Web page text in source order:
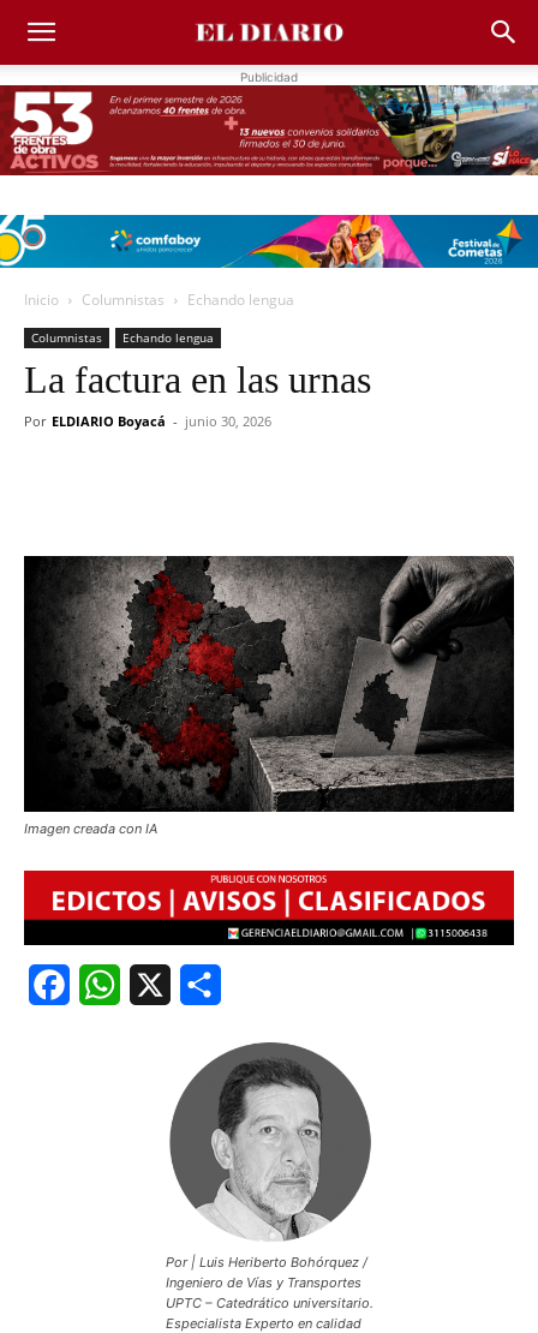
Publicidad
Inicio Columnistas Echando lengua
Columnistas Echando lengua
La factura en las urnas
Por ELDIARIO Boyacá - junio 30, 2026
Imagen creada con IA
FacebookWhatsApp
Por | Luis Heriberto Bohórquez /
Ingeniero de Vías y Transportes
UPTC – Catedrático universitario.
Especialista Experto en calidad